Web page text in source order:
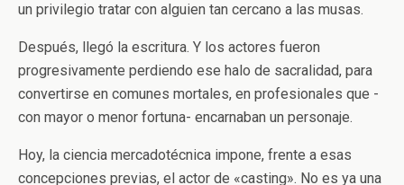
un privilegio tratar con alguien tan cercano a las musas.
Después, llegó la escritura. Y los actores fueron
progresivamente perdiendo ese halo de sacralidad, para
convertirse en comunes mortales, en profesionales que -
con mayor o menor fortuna- encarnaban un personaje.
Hoy, la ciencia mercadotécnica impone, frente a esas
concepciones previas, el actor de «casting». No es ya una